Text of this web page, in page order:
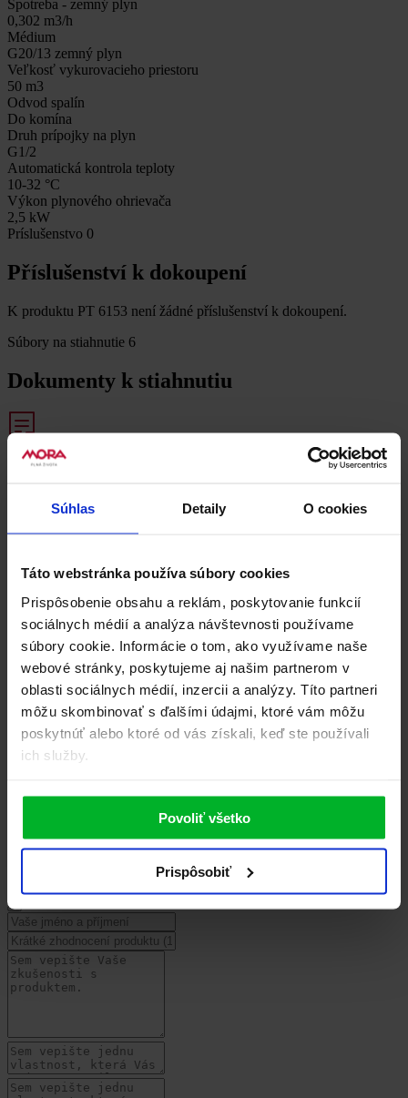
Súhlas Detaily O cookies
Táto webstránka používa súbory cookies
Prispôsobenie obsahu a reklám, poskytovanie funkcií
sociálnych médií a analýza návštevnosti používame
súbory cookie. Informácie o tom, ako využívame naše
webové stránky, poskytujeme aj našim partnerom v
oblasti sociálnych médií, inzercii a analýzy. Títo partneri
môžu skombinovať s ďalšími údajmi, ktoré vám môžu
poskytnúť alebo ktoré od vás získali, keď ste používali
ich služby.
Povoliť všetko
Prispôsobiť
Spotreba - zemný plyn
0,302 m3/h
Médium
G20/13 zemný plyn
Veľkosť vykurovacieho priestoru
50 m3
Odvod spalín
Do komína
Druh prípojky na plyn
G1/2
Automatická kontrola teploty
10-32 °C
Výkon plynového ohrievača
2,5 kW
Príslušenstvo 0
Příslušenství k dokoupení
K produktu PT 6153 není žádné příslušenství k dokoupení.
Súbory na stiahnutie 6
Dokumenty k stiahnutiu
Produktový list
HI-RES foto
JPG, 0 KB
Energetický štítok
PDF, 3.97 KB
Návod na použitie
PDF, 225.02 KB
Certifikát EÚ o preskúšaní...
PDF, 801.31 KB
Vyhlásenie o zhode
Recenzie0
Buďte první, kdo produkt PT 6153 ohodnotí.